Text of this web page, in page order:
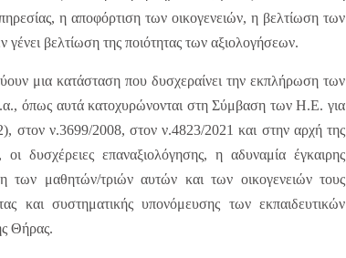
η αποφόρτιση των οικογενειών, η βελτίωση των
βελτίωση της ποιότητας των αξιολογήσεων.
μια κατάσταση που δυσχεραίνει την εκπλήρωση των
όπως αυτά κατοχυρώνονται στη Σύμβαση των Η.Ε. για
στον ν.3699/2008, στον ν.4823/2021 και στην αρχή της
δυσχέρειες επαναξιολόγησης, η αδυναμία έγκαιρης
των μαθητών/τριών αυτών και των οικογενειών τους
και συστηματικής υπονόμευσης των εκπαιδευτικών
Θήρας.